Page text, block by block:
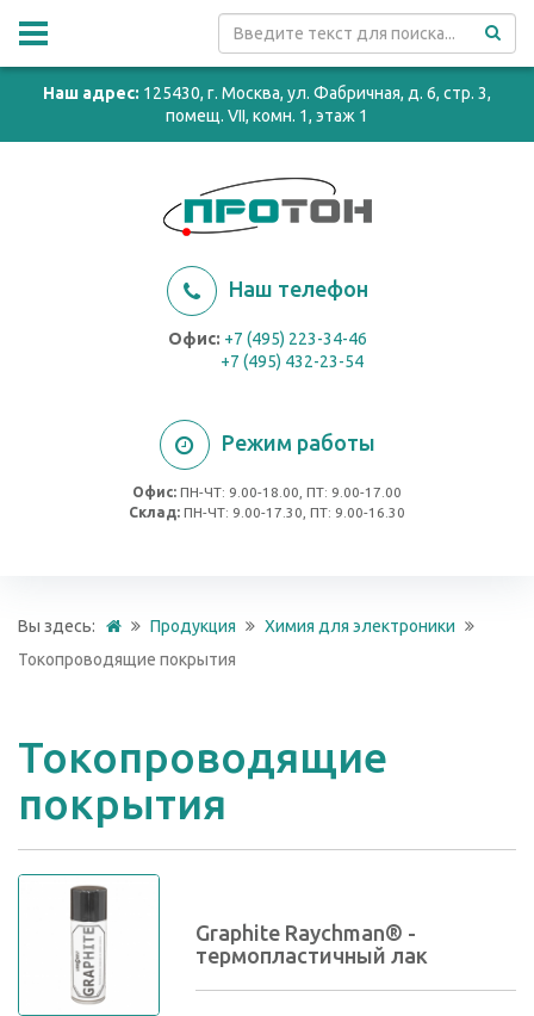
Наш адрес: 125430, г. Москва, ул. Фабричная, д. 6, стр. 3,
помещ. VII, комн. 1, этаж 1
Наш телефон
Офис: +7 (495) 223-34-46
+7 (495) 432-23-54
Режим работы
Офис: ПН-ЧТ: 9.00-18.00, ПТ: 9.00-17.00
Cклад: ПН-ЧТ: 9.00-17.30, ПТ: 9.00-16.30
Вы здесь: Продукция
Химия для электроники
Токопроводящие покрытия
Токопроводящие
покрытия
Graphite Raychman® -
термопластичный лак